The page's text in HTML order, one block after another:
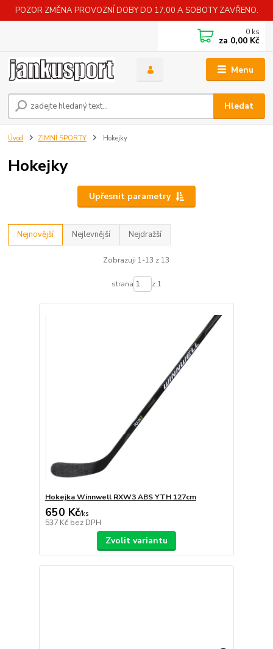
POZOR ZMĚNA PROVOZNÍ DOBY DO 17,00 A SOBOTY ZAVŘENO.
Menu
Hledat
0 ks
za 0,00 Kč
Úvod ZIMNÍ SPORTY Hokejky
Hokejky
Upřesnit parametry
Nejnovější Nejlevnější Nejdražší
Zobrazuji 1-13 z 13
strana z 1
Hokejka Winnwell RXW3 ABS YTH 127cm
650 Kč/ks
537 Kč bez DPH
Zvolit variantu